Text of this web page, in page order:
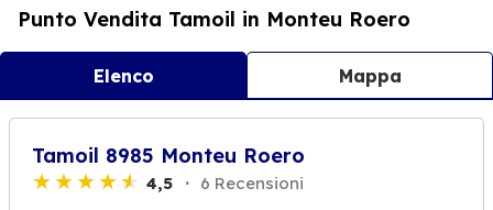
Punto Vendita Tamoil in Monteu Roero
Elenco Mappa
Tamoil 8985 Monteu Roero
4,5 6 Recensioni